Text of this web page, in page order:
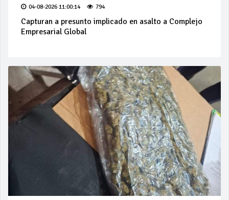
04-08-2026 11:00:14 794
Capturan a presunto implicado en asalto a Complejo
Empresarial Global